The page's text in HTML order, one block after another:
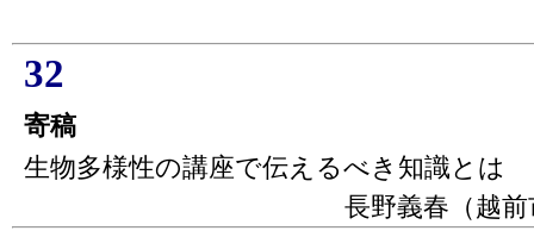
32
寄稿
生物多様性の講座で伝えるべき知識とは
長野義春（越